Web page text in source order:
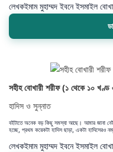
লেখকইমাম মুহাম্মদ ইবনে ইসমাইল
সহীহ বোখারী শরীফ (১ থেকে ১০
হাদিস ও সুন্নাত
বইটাতে অনেক বড় কিছু সমস্যা আছে। আমার জানা
হচ্ছে, প্রথম কয়েকটা হাদিস ছাড়া, একটা হাদিসেরও
লেখকইমাম মুহাম্মদ ইবনে ইসমাইল